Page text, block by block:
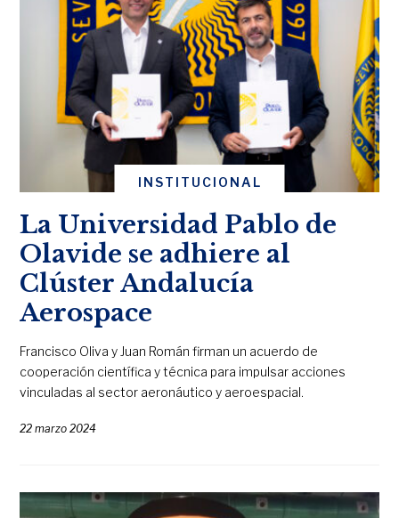
INSTITUCIONAL
La Universidad Pablo de
Olavide se adhiere al
Clúster Andalucía
Aerospace
Francisco Oliva y Juan Román firman un acuerdo de
cooperación científica y técnica para impulsar acciones
vinculadas al sector aeronáutico y aeroespacial.
22 marzo 2024